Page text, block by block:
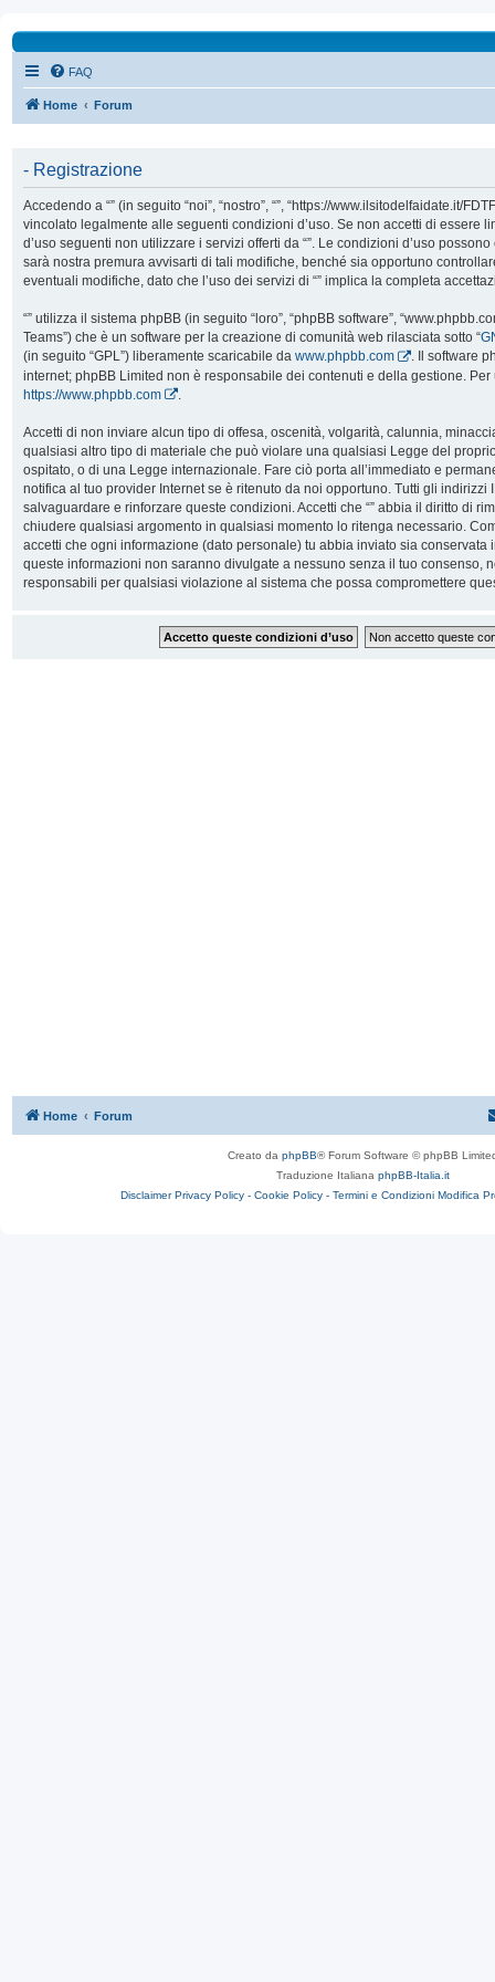
FAQ
Home Forum
- Registrazione
Accedendo a “” (in seguito “noi”, “nostro”, “”, “https://www.ilsitodelfaidate.it/
vincolato legalmente alle seguenti condizioni d’uso. Se non accetti di essere
d’uso seguenti non utilizzare i servizi offerti da “”. Le condizioni d’uso
sarà nostra premura avvisarti di tali modifiche, benché sia opportuno
eventuali modifiche, dato che l’uso dei servizi di “” implica la completa
“” utilizza il sistema phpBB (in seguito “loro”, “phpBB software”,
Teams”) che è un software per la creazione di comunità web rilasciata sotto “
(in seguito “GPL”) liberamente scaricabile da www.phpbb.com
. Il software
internet; phpBB Limited non è responsabile dei contenuti e della gestione.
https://www.phpbb.com
Accetti di non inviare alcun tipo di offesa, oscenità, volgarità, calunnia,
qualsiasi altro tipo di materiale che può violare una qualsiasi Legge del
ospitato, o di una Legge internazionale. Fare ciò porta all’immediato e
notifica al tuo provider Internet se è ritenuto da noi opportuno. Tutti gli indirizzi
salvaguardare e rinforzare queste condizioni. Accetti che “” abbia il diritto di
chiudere qualsiasi argomento in qualsiasi momento lo ritenga necessario.
accetti che ogni informazione (dato personale) tu abbia inviato sia conservata
queste informazioni non saranno divulgate a nessuno senza il tuo consenso,
responsabili per qualsiasi violazione al sistema che possa compromettere
Home Forum
Creato da phpBB® Forum Software © phpBB
Traduzione Italiana phpBB-Italia.it
Disclaimer Privacy Policy - Cookie Policy - Termini e Condizioni Modifica